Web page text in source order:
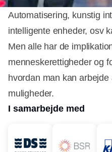
Automatisering, kunstig
intelligente enheder, osv
Men alle har de
menneskerettigheder og
hvordan man kan
muligheder.
I samarbejde med